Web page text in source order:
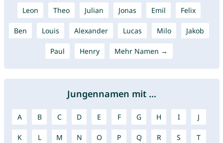
Leon Theo Julian Jonas Emil Felix
Ben Louis Alexander Lucas Milo Jakob
Paul Henry Mehr Namen →
Jungennamen mit ...
A B C D E F G H I J
K L M N O P Q R S T